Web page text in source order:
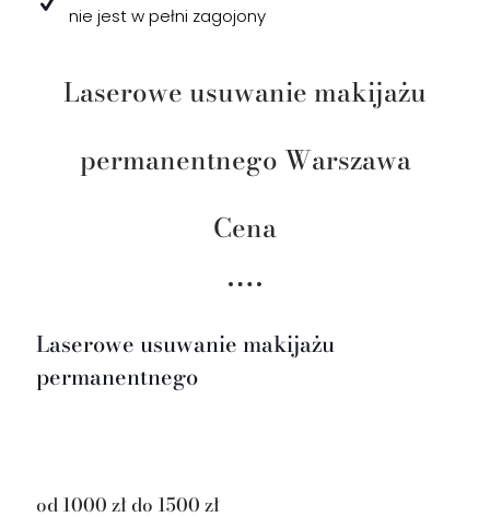
nie jest w pełni zagojony
Laserowe usuwanie makijażu
permanentnego Warszawa
Cena
Laserowe usuwanie makijażu
permanentnego
od 1000 zł do 1500 zł